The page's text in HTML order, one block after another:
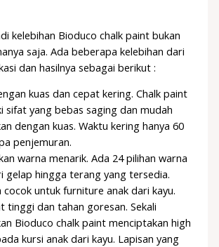
kelebihan Bioduco chalk paint bukan
saja. Ada beberapa kelebihan dari
dan hasilnya sebagai berikut :
kuas dan cepat kering. Chalk paint
sifat yang bebas saging dan mudah
dengan kuas. Waktu kering hanya 60
penjemuran.
warna menarik. Ada 24 pilihan warna
gelap hingga terang yang tersedia.
cocok untuk furniture anak dari kayu.
tinggi dan tahan goresan. Sekali
Bioduco chalk paint menciptakan high
kursi anak dari kayu. Lapisan yang